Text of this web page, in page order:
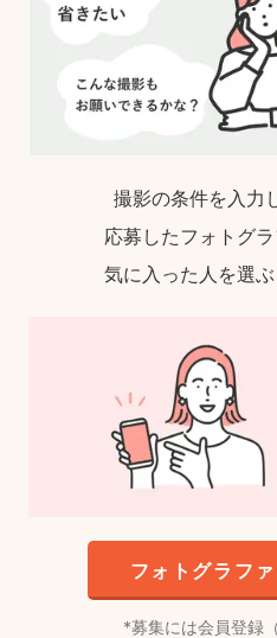
撮影の条件を入力
応募したフォトグラ
気に入った人を選
フォトグラフ
募集には会員登録